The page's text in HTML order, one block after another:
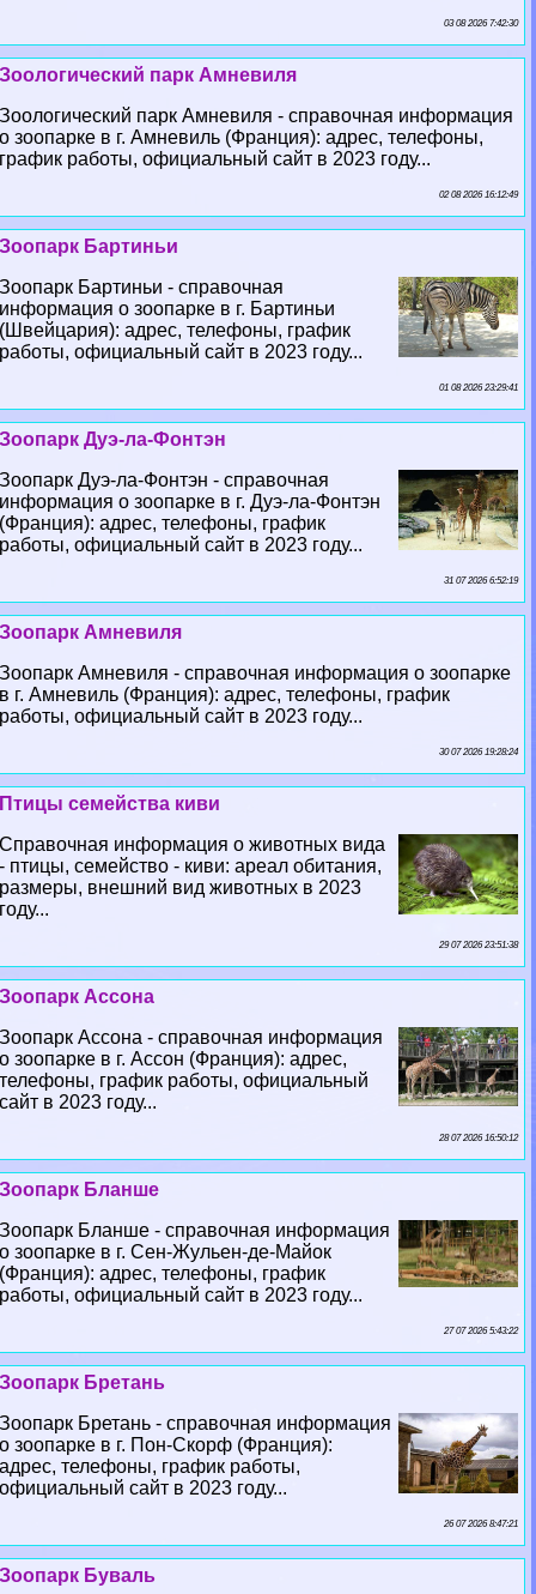
03 08 2026 7:42:30
Зоологический парк Амневиля
Зоологический парк Амневиля - справочная информация
о зоопарке в г. Амневиль (Франция): адрес, телефоны,
график работы, официальный сайт в 2023 году...
02 08 2026 16:12:49
Зоопарк Бартиньи
Зоопарк Бартиньи - справочная
информация о зоопарке в г. Бартиньи
(Швейцария): адрес, телефоны, график
работы, официальный сайт в 2023 году...
01 08 2026 23:29:41
Зоопарк Дуэ-ла-Фонтэн
Зоопарк Дуэ-ла-Фонтэн - справочная
информация о зоопарке в г. Дуэ-ла-Фонтэн
(Франция): адрес, телефоны, график
работы, официальный сайт в 2023 году...
31 07 2026 6:52:19
Зоопарк Амневиля
Зоопарк Амневиля - справочная информация о зоопарке
в г. Амневиль (Франция): адрес, телефоны, график
работы, официальный сайт в 2023 году...
30 07 2026 19:28:24
Птицы семейства киви
Справочная информация о животных вида
- птицы, семейство - киви: ареал обитания,
размеры, внешний вид животных в 2023
году...
29 07 2026 23:51:38
Зоопарк Ассона
Зоопарк Ассона - справочная информация
о зоопарке в г. Ассон (Франция): адрес,
телефоны, график работы, официальный
сайт в 2023 году...
28 07 2026 16:50:12
Зоопарк Бланше
Зоопарк Бланше - справочная информация
о зоопарке в г. Сен-Жульен-де-Майок
(Франция): адрес, телефоны, график
работы, официальный сайт в 2023 году...
27 07 2026 5:43:22
Зоопарк Бретань
Зоопарк Бретань - справочная информация
о зоопарке в г. Пон-Скорф (Франция):
адрес, телефоны, график работы,
официальный сайт в 2023 году...
26 07 2026 8:47:21
Зоопарк Буваль